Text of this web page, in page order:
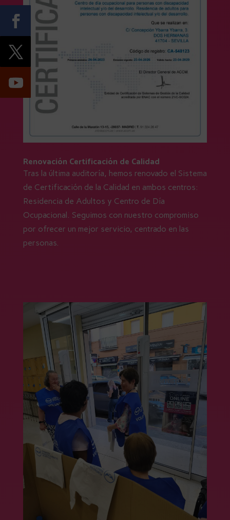
Renovación Certificación de Calidad
Tras la última auditoría, hemos renovado el Sistema
de Certificación de la Calidad en ambos centros:
Residencia de Adultos y Centro de Día
Ocupacional. Seguimos con nuestro compromiso
por ofrecer un mejor servicio, centrado en las
personas.